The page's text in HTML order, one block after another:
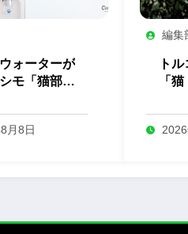
ォーターが
モ「猫部」
月8日
編集
ト
「
表